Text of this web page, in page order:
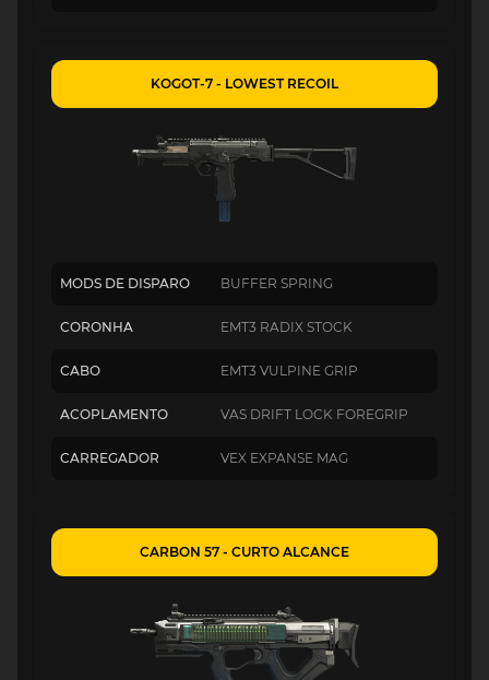
KOGOT-7 - LOWEST RECOIL
MODS DE DISPARO BUFFER SPRING
CORONHA EMT3 RADIX STOCK
CABO EMT3 VULPINE GRIP
ACOPLAMENTO VAS DRIFT LOCK FOREGRIP
CARREGADOR VEX EXPANSE MAG
CARBON 57 - CURTO ALCANCE